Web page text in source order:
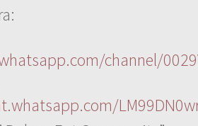
channel/